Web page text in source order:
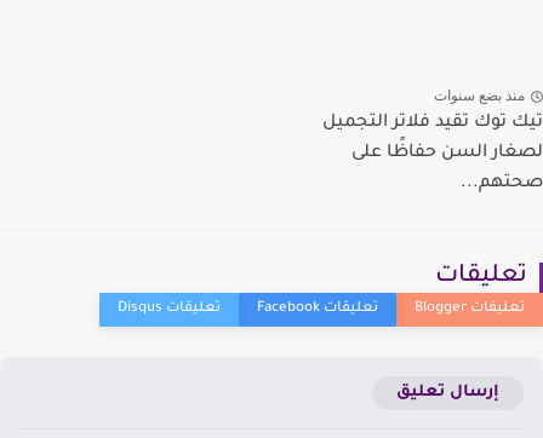
بضع سنوات
توك تقيد فلاتر التجميل
السن حفاظًا على
إرسال تعليق